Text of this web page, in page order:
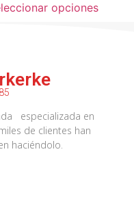
opciones
especializada en
de clientes han
haciéndolo.